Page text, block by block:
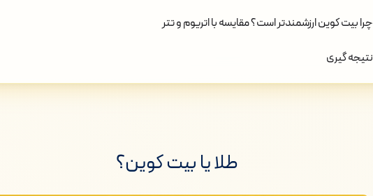
چرا بیت کوین ارزشمندتر است؟ مقایسه با اتریوم و تتر
نتیجه گیری
طلا یا بیت کوین؟